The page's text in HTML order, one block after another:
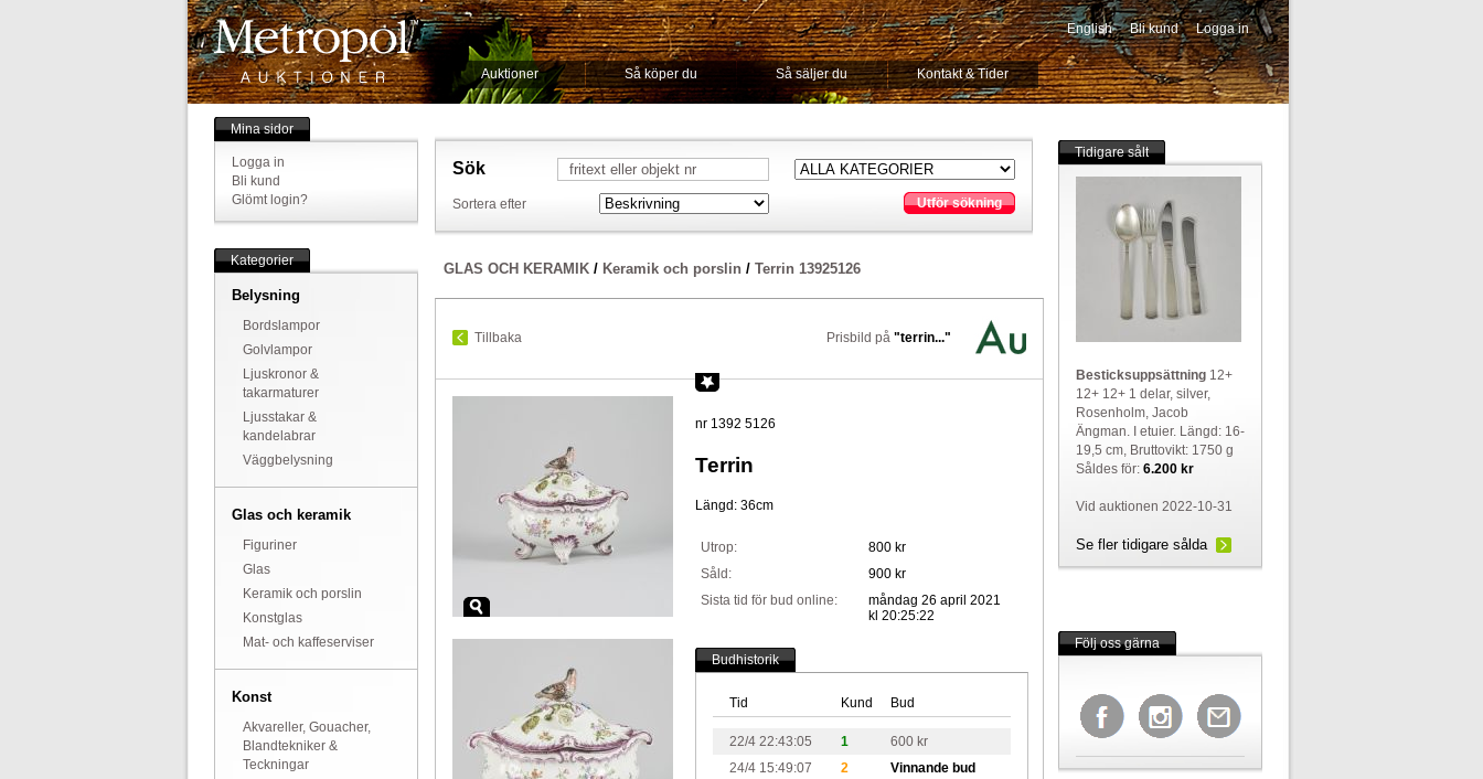
Auktioner Så köper du Så säljer du Kontakt & Tider
English Bli kund Logga in
-->
Mina sidor
Logga in
Bli kund
Glömt login?
Kategorier
Belysning
Bordslampor
Golvlampor
Ljuskronor &
takarmaturer
Ljusstakar &
kandelabrar
Väggbelysning
Glas och keramik
Figuriner
Glas
Keramik och porslin
Konstglas
Mat- och kaffeserviser
Konst
Akvareller, Gouacher,
Blandtekniker &
Teckningar
Sök
Sortera efter Utför sökning
GLAS OCH KERAMIK/ Keramik och porslin / Terrin 13925126
Tillbaka Prisbild på "terrin..."
nr 1392 5126
Terrin
Längd: 36cm
Utrop:
800 kr
Såld:
900 kr
Sista tid för bud online:
måndag 26 april 2021
kl 20:25:22
Budhistorik
Tid Kund Bud
22/4 22:43:05 1
600 kr
24/4 15:49:07
2
Vinnande bud
Tidigare sålt
Besticksuppsättning12+
12+ 12+ 1 delar, silver,
Rosenholm, Jacob
Ängman. I etuier. Längd: 16-
19,5 cm, Bruttovikt: 1750 g
Såldes för: 6.200 kr
Vid auktionen 2022-10-31
Se fler tidigare sålda
Följ oss gärna